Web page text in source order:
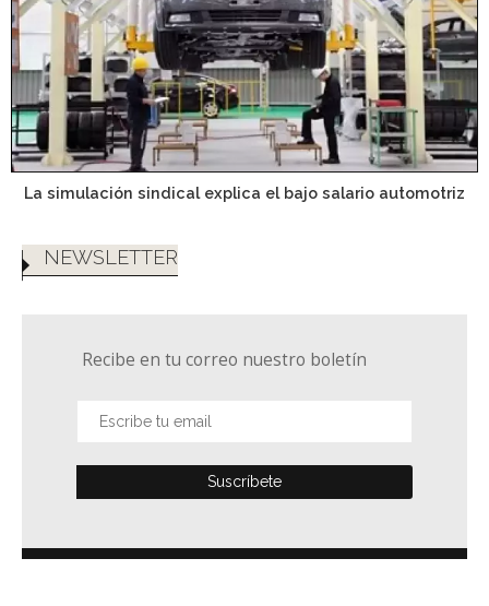
La simulación sindical explica el bajo salario automotriz
NEWSLETTER
Recibe en tu correo nuestro boletín